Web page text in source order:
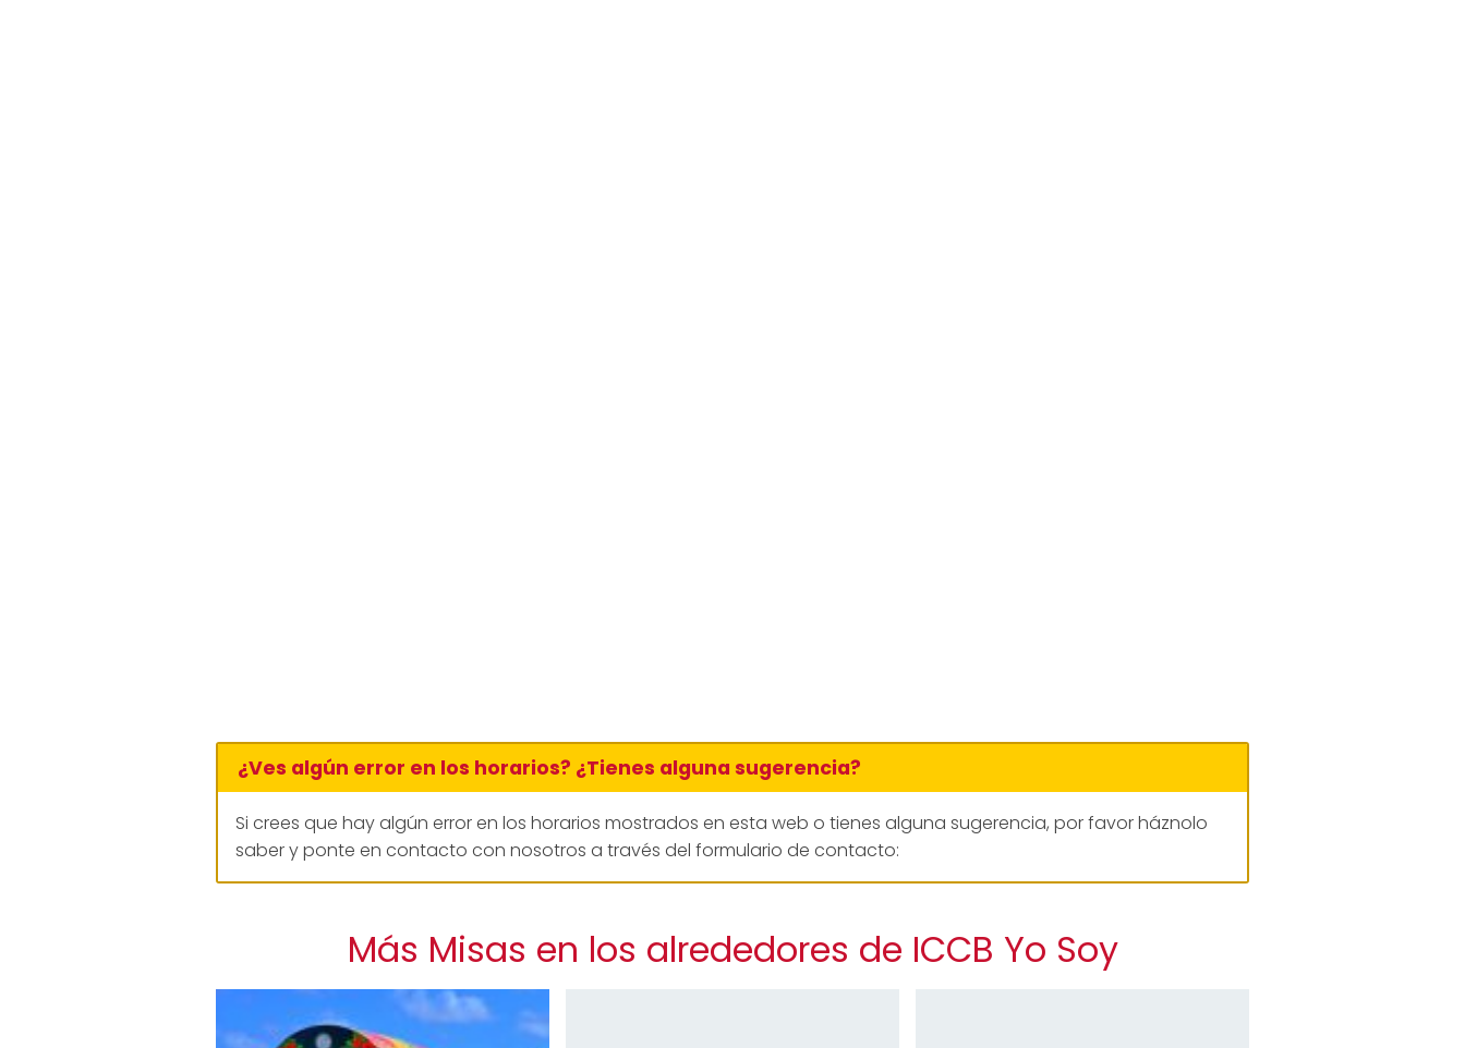
¿Ves algún error en los horarios? ¿Tienes alguna sugerencia?
Si crees que hay algún error en los horarios mostrados en esta web o tienes alguna sugerencia, por favor háznolo
saber y ponte en contacto con nosotros a través del formulario de contacto:
Más Misas en los alrededores de ICCB Yo Soy